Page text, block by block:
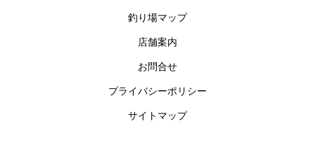
釣り場マップ
店舗案内
お問合せ
プライバシーポリシー
サイトマップ